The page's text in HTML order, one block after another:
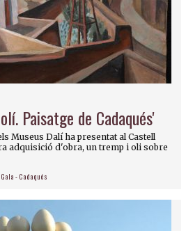
Paisatge de Cadaqués'
Museus Dalí ha presentat al Castell
adquisició d'obra, un tremp i oli sobre
- Cadaqués